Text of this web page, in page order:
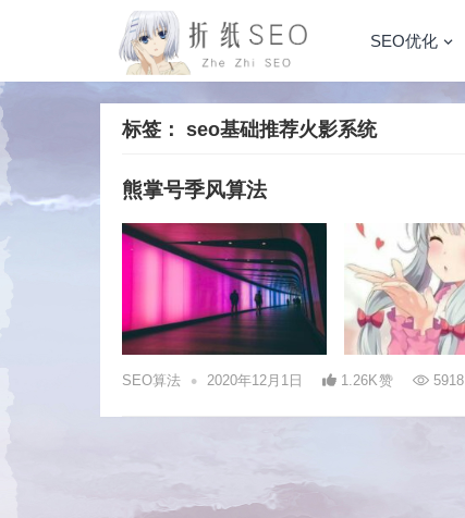
SEO优化
标签： seo基础推荐火影系统
熊掌号季风算法
SEO算法 • 2020年12月1日 1.26K赞 5918